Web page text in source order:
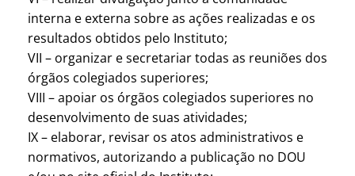
interna e externa sobre as ações realizadas e os
resultados obtidos pelo Instituto;
VII – organizar e secretariar todas as reuniões dos
órgãos colegiados superiores;
VIII – apoiar os órgãos colegiados superiores no
desenvolvimento de suas atividades;
IX – elaborar, revisar os atos administrativos e
normativos, autorizando a publicação no DOU